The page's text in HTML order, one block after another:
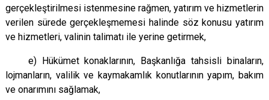
gerçekleştirilmesi istenmesine rağmen, yatırım ve hizmetlerin
verilen sürede gerçekleşmemesi halinde söz konusu yatırım
ve hizmetleri, valinin talimatı ile yerine getirmek,
e) Hükümet konaklarının, Başkanlığa tahsisli binaların,
lojmanların, valilik ve kaymakamlık konutlarının yapım, bakım
ve onarımını sağlamak,